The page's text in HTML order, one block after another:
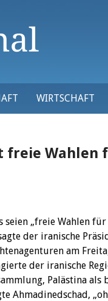
WIRTSCHAFT
freie Wahlen
„freie Wahlen
der iranische
am
der iranische
Palästina als
Ahmadinedschad,